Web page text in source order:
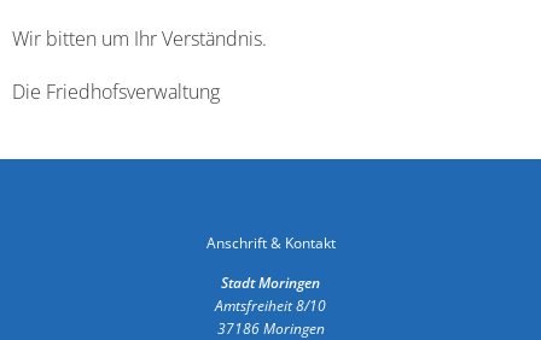
Wir bitten um Ihr Verständnis.
Die Friedhofsverwaltung
Anschrift & Kontakt
Stadt Moringen
Amtsfreiheit 8/10
37186 Moringen